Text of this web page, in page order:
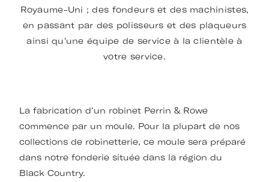
Royaume-Uni ; des fondeurs et des machinistes,
en passant par des polisseurs et des plaqueurs
ainsi qu'une équipe de service à la clientèle à
votre service.
La fabrication d’un robinet Perrin & Rowe
commence par un moule. Pour la plupart de nos
collections de robinetterie, ce moule sera préparé
dans notre fonderie située dans la région du
Black Country.